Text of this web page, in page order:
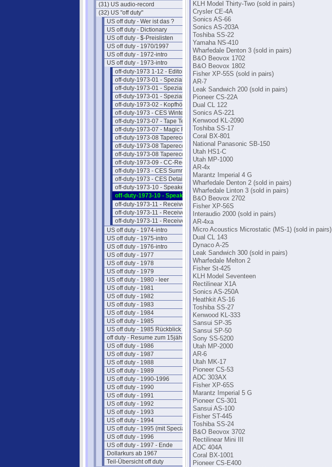
(31) US audio-record
(32) US "off duty"
US off duty - Wer ist das ?
US off duty - Dictionary
US off duty - $-Preislisten
US off duty - 1970/1997
US off duty - 1972-intro
US off duty - 1973-intro
off-duty-1973 1-12 - Editorials
off-duty-1973-01 - Spezial-Hifi I
off-duty-1973-01 - Spezial-Hifi II
off-duty-1973-01 - Spezial-Hifi III
off-duty-1973-02 - Kopfhörer
off-duty-1973 - CES Winter NEWS
off-duty-1973-07 - Tape Technics
off-duty-1973-07 - Magic Ribbon
off-duty-1973-08 Taperecorder I
off-duty-1973-08 Taperecorder II
off-duty-1973-08 Taperecorder III
off-duty-1973-09 - CC-Recorder
off-duty-1973 - CES Summer NEWS
off-duty-1973 - CES Details
off-duty-1973-10 - Speaker Intro
off-duty-1973-10 - Speaker Preise
off-duty-1973-11 - Receiver Intro
off-duty-1973-11 - Receiver II
off-duty-1973-11 - Receiver III
US off duty - 1974-intro
US off duty - 1975-intro
US off duty - 1976-intro
US off duty - 1977
US off duty - 1978
US off duty - 1979
US off duty - 1980 - leer
US off duty - 1981
US off duty - 1982
US off duty - 1983
US off duty - 1984
US off duty - 1985
US off duty - 1985 Rückblick
off duty - Resume zum 15jährigen
US off duty - 1986
US off duty - 1987
US off duty - 1988
US off duty - 1989
US off duty - 1990-1996
US off duty - 1990
US off duty - 1991
US off duty - 1992
US off duty - 1993
US off duty - 1994
US off duty - 1995 (mit Special)
US off duty - 1996
US off duty - 1997 - Ende
Dollarkurs ab 1967
Teil-Übersicht off duty
KLH Model Thirty-Two (sold in pairs)
Crysler CE-4A
Sonics AS-66
Sonics AS-203A
Toshiba SS-22
Yamaha NS-410
Wharfedale Denton 3 (sold in pairs)
B&O Beovox 1702
B&O Beovox 1802
Fisher XP-55S (sold in pairs)
AR-7
Leak Sandwich 200 (sold in pairs)
Pioneer CS-22A
Dual CL 122
Sonics AS-221
Kenwood KL-2090
Toshiba SS-17
Coral BX-801
National Panasonic SB-150
Utah HS1-C
Utah MP-1000
AR-4x
Marantz Imperial 4 G
Wharfedale Denton 2 (sold in pairs)
Wharfedale Linton 3 (sold in pairs)
B&O Beovox 2702
Fisher XP-56S
Interaudio 2000 (sold in pairs)
AR-4xa
Micro Acoustics Microstatic (MS-1) (sold in pairs)
Dual CL 143
Dynaco A-25
Leak Sandwich 300 (sold in pairs)
Wharfedale Melton 2
Fisher St-425
KLH Model Seventeen
Rectilinear X1A
Sonics AS-250A
Heathkit AS-16
Toshiba SS-27
Kenwood KL-333
Sansui SP-35
Sansui SP-50
Sony SS-5200
Utah MP-2000
AR-6
Utah MK-17
Pioneer CS-53
ADC 303AX
Fisher XP-65S
Marantz Imperial 5 G
Pioneer CS-301
Sansui AS-100
Fisher ST-445
Toshiba SS-24
B&O Beovox 3702
Rectilinear Mini III
ADC 404A
Coral BX-1001
Pioneer CS-E400